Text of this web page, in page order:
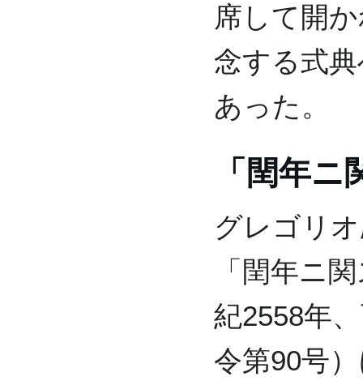
席して開
念する式
あった。
「閏年
グレゴリ
「閏年ニ
紀2558年
令第90号